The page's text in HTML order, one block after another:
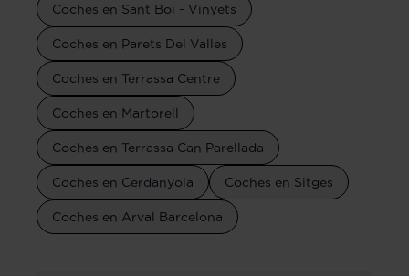
Coches en Sant Boi - Vinyets
Coches en Parets Del Valles
Coches en Terrassa Centre
Coches en Martorell
Coches en Terrassa Can Parellada
Coches en Cerdanyola Coches en Sitges
Coches en Arval Barcelona